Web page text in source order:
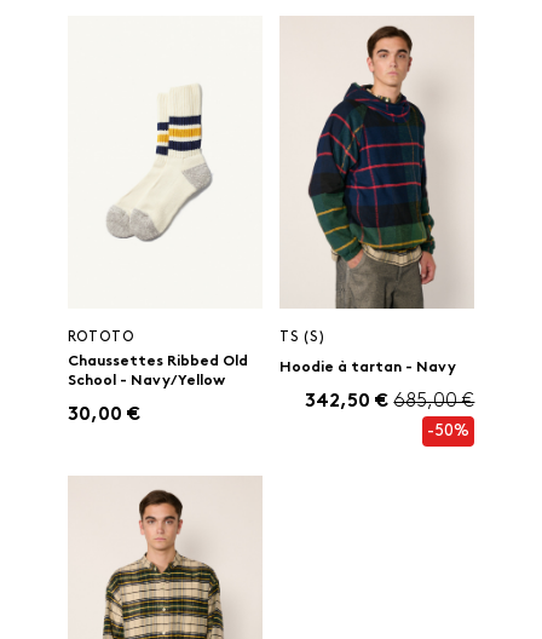
ROTOTO
Chaussettes Ribbed Old
School - Navy/Yellow
30,00 €
TS (S)
Hoodie à tartan - Navy
342,50 € 685,00 €
-50%